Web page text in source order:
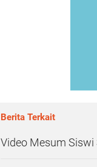
Berita Terkait
Video Mesum